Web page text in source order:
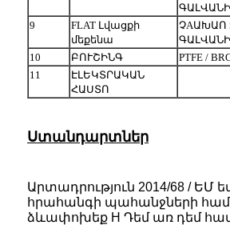
9
FLAT Լվացքի
մեքենա
ՉAԱԽԱՈ
10
ԲՈՒՇԻՆԳ
PTFE /
11
ԷԼԵԿՏՐԱԿԱՆ
ՀԱՍՏՈ
Ստանդարտներ
Արտադրություն 2014/68 / ԵՄ
հրահանգի պահանջների
ձևափոխեք H Դեմ առ դեմ